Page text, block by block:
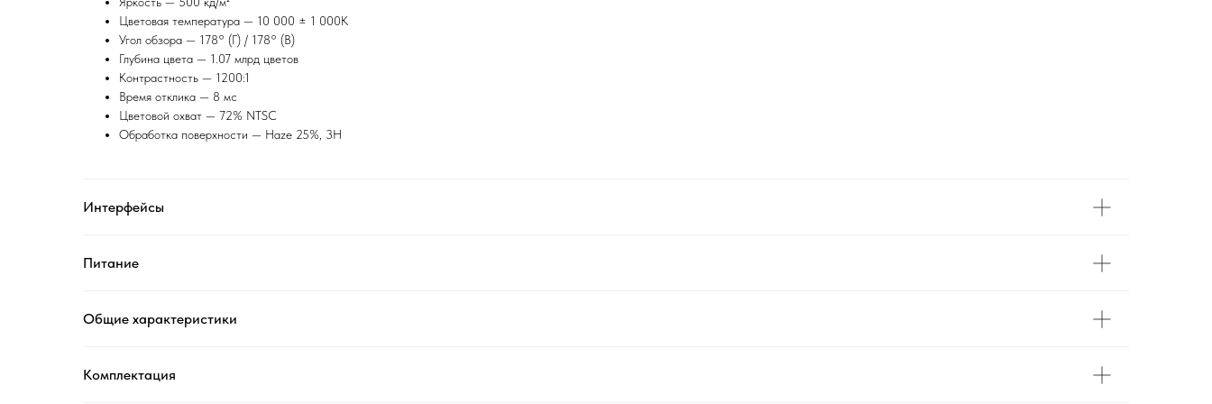
Цветовая температура — 10 000 ± 1 000K
Угол обзора — 178° (Г) / 178° (В)
Глубина цвета — 1.07 млрд цветов
Контрастность — 1200:1
Время отклика — 8 мс
Цветовой охват — 72% NTSC
Обработка поверхности — Haze 25%, 3H
Интерфейсы
Питание
Общие характеристики
Комплектация